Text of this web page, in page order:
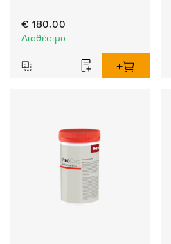
€ 180.00
Διαθέσιμο